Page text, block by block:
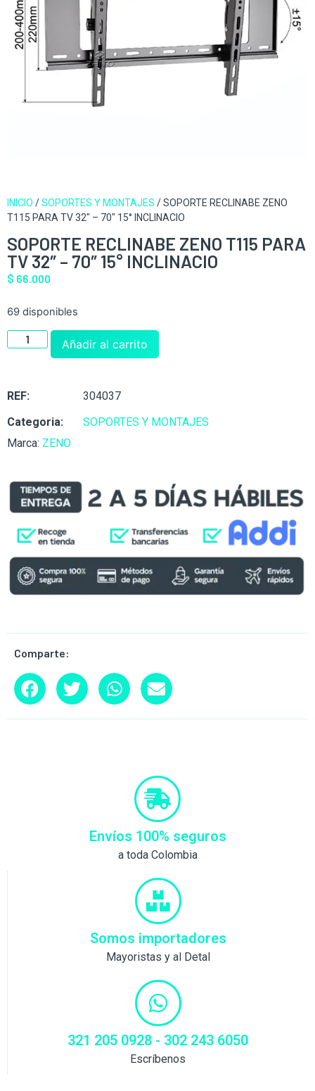
INICIO /SOPORTES Y MONTAJES / SOPORTE RECLINABE ZENO
T115 PARA TV 32″ – 70″ 15° INCLINACIO
SOPORTE RECLINABE ZENO T115 PARA
TV 32″ – 70″ 15° INCLINACIO
$ 66.000
69 disponibles
Añadir al carrito
REF:
304037
Categoria:
SOPORTES Y MONTAJES
Marca: ZENO
Comparte:
Envíos 100% seguros
a toda Colombia
Somos importadores
Mayoristas y al Detal
321 205 0928 - 302 243 6050
Escríbenos